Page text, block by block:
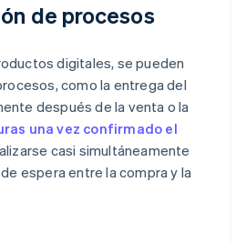
de procesos
digitales, se pueden
como la entrega del
después de la venta o la
una vez confirmado el
casi simultáneamente
espera entre la compra y la